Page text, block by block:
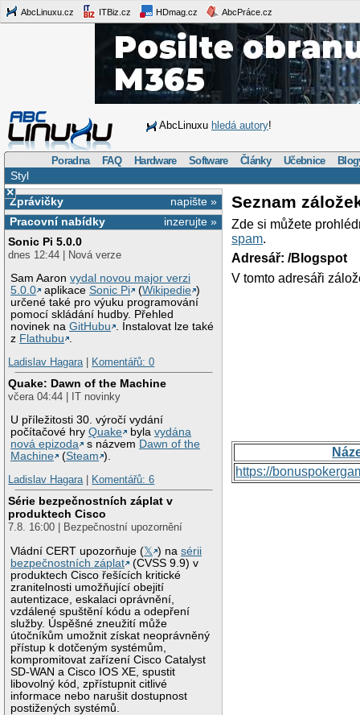
AbcLinuxu.cz ITBiz.cz HDmag.cz AbcPráce.cz
AbcLinuxu hledá autory!
Poradna FAQ Hardware Software Články Učebnice
Styl
×
napište »
Zprávičky
inzerujte »
Pracovní nabídky
Sonic Pi 5.0.0
dnes 12:44 | Nová verze
Sam Aaronvydal novou major verzi
5.0.0
aplikaceSonic Pi (Wikipedie )
určené také pro výuku programování
pomocí skládání hudby. Přehled
novinek naGitHubu
. Instalovat lze také
z Flathubu
Ladislav Hagara| Komentářů: 0
Quake: Dawn of the Machine
včera 04:44 | IT novinky
U příležitosti 30. výročí vydání
počítačové hryQuake bylavydána
nová epizoda
s názvem Dawn of the
Machine
(Steam ).
Ladislav Hagara| Komentářů: 6
Série bezpečnostních záplat v
produktech Cisco
7.8. 16:00 | Bezpečnostní upozornění
Vládní CERT upozorňuje (𝕏 ) nasérii
bezpečnostních záplat
(CVSS 9.9) v
produktech Cisco řešících kritické
zranitelnosti umožňující obejití
autentizace, eskalaci oprávnění,
vzdálené spuštění kódu a odepření
služby. Úspěšné zneužití může
útočníkům umožnit získat neoprávněný
přístup k dotčeným systémům,
kompromitovat zařízení Cisco Catalyst
SD-WAN a Cisco IOS XE, spustit
libovolný kód, zpřístupnit citlivé
informace nebo narušit dostupnost
postižených systémů.
Seznam
Zde si můžete
spam.
Adresář: /Blogspot
V tomto adresáři
https://